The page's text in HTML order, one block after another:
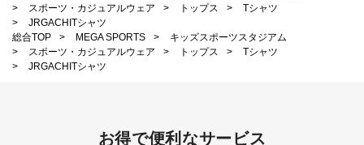
>
スポーツ・カジュアルウェア > トップス >
Tシャツ
>
JRGACHITシャツ
総合TOP
> MEGA SPORTS >
キッズスポーツスタジアム
>
スポーツ・カジュアルウェア > トップス >
Tシャツ
>
JRGACHITシャツ
お得で便利なサービス